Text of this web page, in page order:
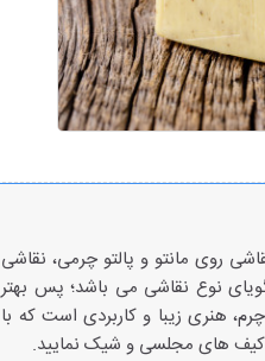
روی مانتو و پالتو چرمی، نقاشی
نوع نقاشی می باشد؛ پس بهتر
هنری زیبا و کاربردی است که با
کیف های مجلسی و شیک نمایید.